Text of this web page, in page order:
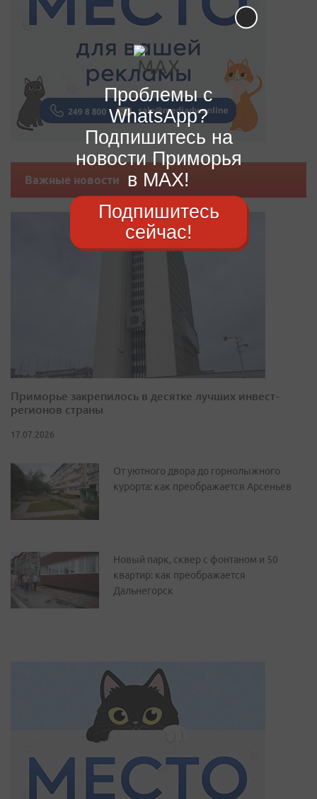
Важные новости
Приморье закрепилось в десятке лучших инвест-
регионов страны
17.07.2026
От уютного двора до горнолыжного
курорта: как преображается Арсеньев
Новый парк, сквер с фонтаном и 50
квартир: как преображается
Дальнегорск
Проблемы с
WhatsApp?
Подпишитесь на
новости Приморья
в MAX!
Подпишитесь
сейчас!